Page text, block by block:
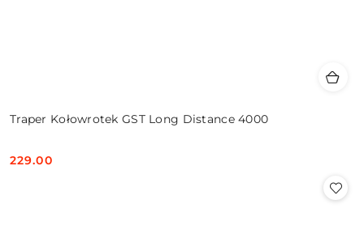
Traper Kołowrotek GST Long Distance 4000
Cena:
229.00